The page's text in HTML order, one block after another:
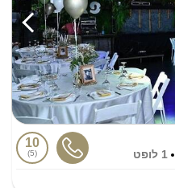
1 לופט
10
5